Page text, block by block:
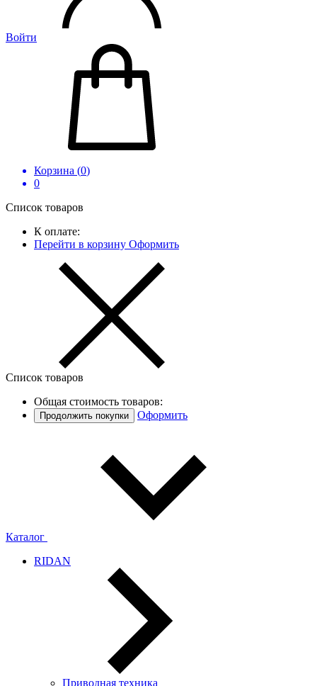
Войти
Корзина (0)
0
Список товаров
К оплате:
Перейти в корзину Оформить
Список товаров
Общая стоимость товаров:
Продолжить покупки Оформить
Каталог
RIDAN
Приводная техника